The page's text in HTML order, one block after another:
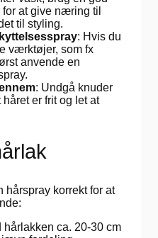
at give næring til
til styling.
: Hvis du
værktøjer, som fx
anvende en
: Undgå knuder
er frit og let at
hårspray korrekt for at
hårlakken ca. 20-30 cm